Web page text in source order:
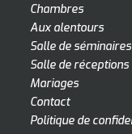
Chambres
Aux alentours
Salle de séminaires
Salle de réceptions
Mariages
Contact
Politique de